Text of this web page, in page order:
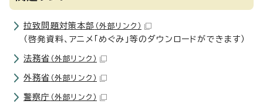
拉致問題対策本部 （外部リンク）
（啓発資料、アニメ「めぐみ」等のダウンロードができます）
法務省 （外部リンク）
外務省 （外部リンク）
警察庁 （外部リンク）